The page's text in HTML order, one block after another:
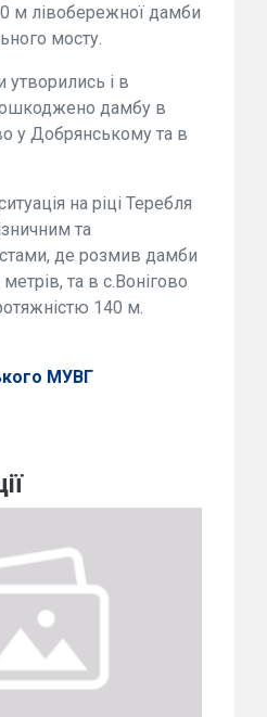
м лівобережної дамби
мосту.
і в
дамбу в
у Добрянському та в
на ріці Теребля
та
де розмив дамби
та в с.Вонігово
140 м.
МУВГ